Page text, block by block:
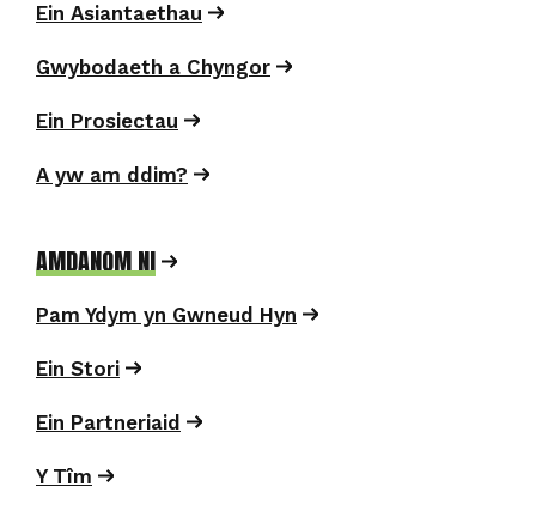
Ein Asiantaethau
Gwybodaeth a Chyngor
Ein Prosiectau
A yw am ddim?
AMDANOM NI
Pam Ydym yn Gwneud Hyn
Ein Stori
Ein Partneriaid
Y Tîm